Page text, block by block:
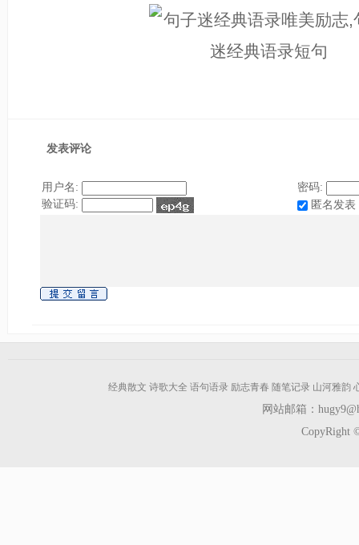
发表评论
用户名:
密码:
验证码:
匿名发表
经典散文 诗歌大全 语句语录 励志青春 随笔记录 山河雅韵
网站邮箱：
CopyRight